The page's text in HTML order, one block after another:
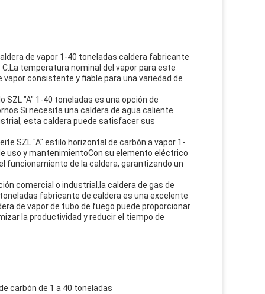
de vapor 1-40 toneladas caldera fabricante
temperatura nominal del vapor para este
consistente y fiable para una variedad de
SZL "A" 1-40 toneladas es una opción de
necesita una caldera de agua caliente
esta caldera puede satisfacer sus
SZL "A" estilo horizontal de carbón a vapor 1-
uso y mantenimientoCon su elemento eléctrico
funcionamiento de la caldera, garantizando un
comercial o industrial,la caldera de gas de
fabricante de caldera es una excelente
de vapor de tubo de fuego puede proporcionar
la productividad y reducir el tiempo de
carbón de 1 a 40 toneladas